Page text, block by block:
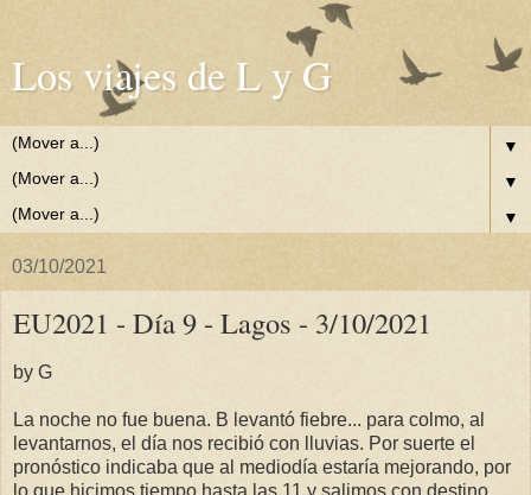
Los viajes de L y G
▼
▼
▼
03/10/2021
EU2021 - Día 9 - Lagos - 3/10/2021
by G
La noche no fue buena. B levantó fiebre... para colmo, al
levantarnos, el día nos recibió con lluvias. Por suerte el
pronóstico indicaba que al mediodía estaría mejorando, por
lo que hicimos tiempo hasta las 11 y salimos con destino